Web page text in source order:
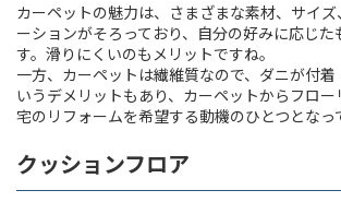
カーペットの魅力は、さまざまな素材、サイ
ーションがそろっており、自分の好みに応じ
す。滑りにくいのもメリットですね。
一方、カーペットは繊維質なので、ダニが付着
いうデメリットもあり、カーペットからフロ
宅のリフォームを希望する動機のひとつとなっ
クッションフロア